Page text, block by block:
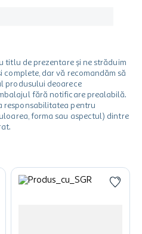
titlu de prezentare și ne străduim
dar vă recomandăm să
produsului deoarece
fără notificare prealabilă.
responsabilitatea pentru
forma sau aspectul) dintre